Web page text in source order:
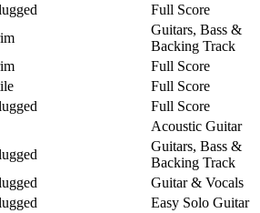
Full Score
Guitars, Bass &
Backing Track
Full Score
Full Score
Full Score
Acoustic Guitar
Guitars, Bass &
Backing Track
Guitar & Vocals
Easy Solo Guitar